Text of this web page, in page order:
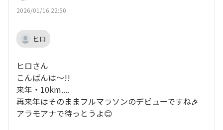
2026/01/16 22:50
ヒロ
ヒロさん
こんばんは～!!
来年・10km....
再来年はそのままフルマラソンのデビューですね🎉
アラモアナで待っとうよ😊